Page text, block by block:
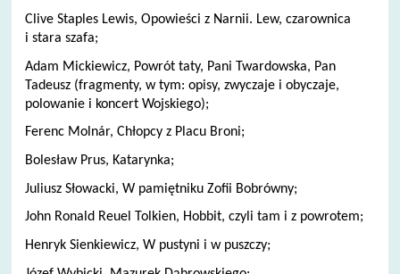
Clive Staples Lewis, Opowieści z Narnii. Lew, czarownica
i stara szafa;
Adam Mickiewicz, Powrót taty, Pani Twardowska, Pan
Tadeusz (fragmenty, w tym: opisy, zwyczaje i obyczaje,
polowanie i koncert Wojskiego);
Ferenc Molnár, Chłopcy z Placu Broni;
Bolesław Prus, Katarynka;
Juliusz Słowacki, W pamiętniku Zofii Bobrówny;
John Ronald Reuel Tolkien, Hobbit, czyli tam i z powrotem;
Henryk Sienkiewicz, W pustyni i w puszczy;